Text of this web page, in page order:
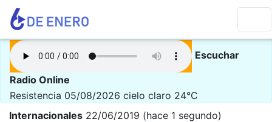
Escuchar
Radio Online
Resistencia 05/08/2026 cielo claro 24°C
Internacionales 22/06/2019 (hace 1 segundo)